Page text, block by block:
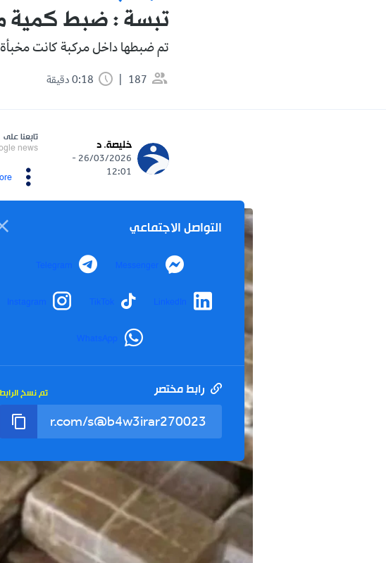
تبسة : ضبط كمية
تم ضبطها داخل مركبة كانت مخبأة
187
خليصة. د
26/03/2026 -
12:01
تابعنا على
news
التواصل الاجتماعي
Messenger
Telegram
LinkedIn
TikTok
Instagram
WhatsApp
رابط مختصر تم نسخ الرابط